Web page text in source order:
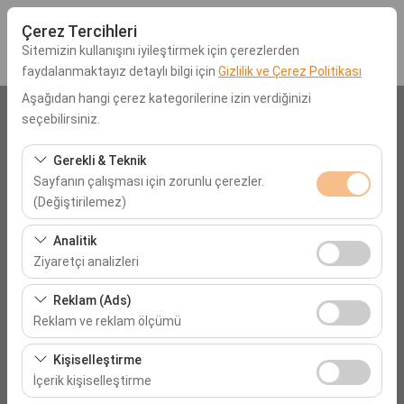
Çerez Tercihleri
Sitemizin kullanışını iyileştirmek için çerezlerden
faydalanmaktayız detaylı bilgi için Gizlilik ve Çerez Politikası
Aşağıdan hangi çerez kategorilerine izin verdiğinizi
seçebilirsiniz.
Gerekli & Teknik
Sayfanın çalışması için zorunlu çerezler.
(Değiştirilemez)
Bu çerezler sitenin doğru şekilde çalışması, güvenlik,
oturum yönetimi ve temel işlevler için gereklidir. Devre
dışı bırakılamaz.
Analitik
Ziyaretçi analizleri
Bu çerezler, sitemizin nasıl kullanıldığını (ziyaretçi sayısı,
en çok ziyaret edilen sayfalar, kullanıcı davranışları)
analiz etmemizi sağlar. Bu veriler, web sitesi
performansını ölçmek ve kullanıcı deneyimini sürekli
iyileştirmek için kullanılır.
Reklam (Ads)
Reklam ve reklam ölçümü
Bu çerezler, size ilgi alanlarınıza uygun kişiselleştirilmiş
reklamlar göstermemize ve reklam kampanyalarımızın
etkinliğini (gösterim sayısı, tıklama oranı) ölçmemize
Kişiselleştirme
İçerik kişiselleştirme
Araç Alış Lokasyonu
Muğla Dalaman Havalimanı (DLM)
Aracı farklı bir lokasyona bırakacağım
Alış Tarih & Saat
09:00
Bırakış Tarih & Saat